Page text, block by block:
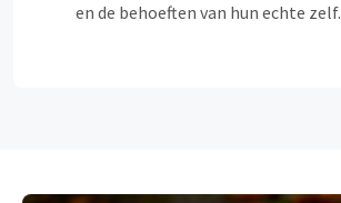
en de behoeften van hun echte zelf.